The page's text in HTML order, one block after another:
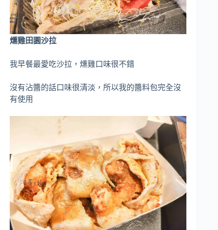
燻雞田園沙拉
我早餐最愛吃沙拉，燻雞口味很不錯
沒有沾醬的話口味很清淡，所以我的醬料包完全沒
有使用